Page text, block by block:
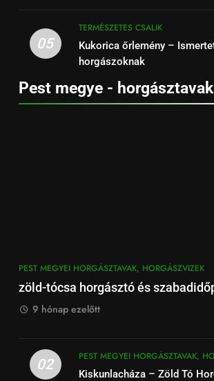
05
TERMÉSZETES CSALIK
Kukorica őrlemény –
horgászoknak
Pest megye - horgásztavak
PEST MEGYEI HORGÁSZTAVAK, HORGÁSZVIZEK
zöld-tócsa horgásztó és
9 hónap ezelőtt
02
PEST MEGYEI HORGÁSZTAVAK,
Kiskunlacháza – Zöld Tó